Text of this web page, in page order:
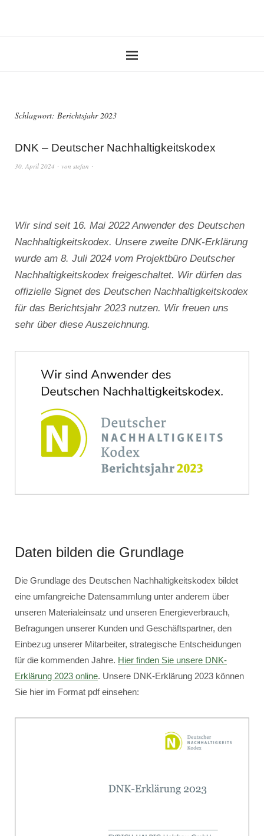
Schlagwort: Berichtsjahr 2023
DNK – Deutscher Nachhaltigkeitskodex
30. April 2024 von stefan
Wir sind seit 16. Mai 2022 Anwender des Deutschen
Nachhaltigkeitskodex. Unsere zweite DNK-Erklärung
wurde am 8. Juli 2024 vom Projektbüro Deutscher
Nachhaltigkeitskodex freigeschaltet. Wir dürfen das
offizielle Signet des Deutschen Nachhaltigkeitskodex
für das Berichtsjahr 2023 nutzen. Wir freuen uns
sehr über diese Auszeichnung.
Daten bilden die Grundlage
Die Grundlage des Deutschen Nachhaltigkeitskodex bildet
eine umfangreiche Datensammlung unter anderem über
unseren Materialeinsatz und unseren Energieverbrauch,
Befragungen unserer Kunden und Geschäftspartner, den
Einbezug unserer Mitarbeiter, strategische Entscheidungen
für die kommenden Jahre. Hier finden Sie unsere DNK-
Erklärung 2023 online. Unsere DNK-Erklärung 2023 können
Sie hier im Format pdf einsehen: